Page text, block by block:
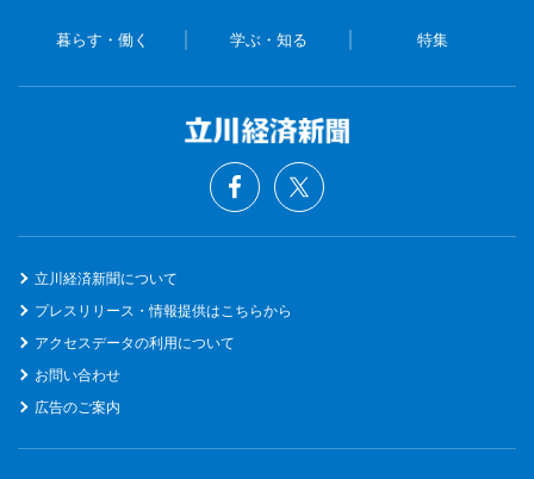
暮らす・働く 学ぶ・知る 特集
立川経済新聞について
プレスリリース・情報提供はこちらから
アクセスデータの利用について
お問い合わせ
広告のご案内